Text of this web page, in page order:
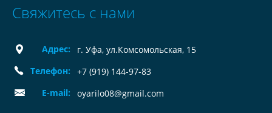
Свяжитесь с нами
Адрес:
г. Уфа, ул.Комсомольская, 15
Телефон:
+7 (919) 144-97-83
E-mail:
oyarilo08@gmail.com